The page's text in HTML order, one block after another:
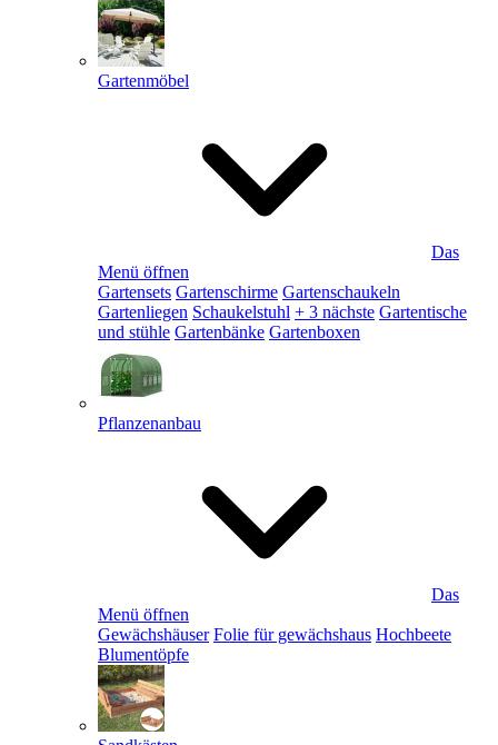
Gartenmöbel
Das
Menü öffnen
Gartensets Gartenschirme Gartenschaukeln
Gartenliegen Schaukelstuhl + 3 nächste Gartentische
und stühle Gartenbänke Gartenboxen
Pflanzenanbau
Das
Menü öffnen
Gewächshäuser Folie für gewächshaus Hochbeete
Blumentöpfe